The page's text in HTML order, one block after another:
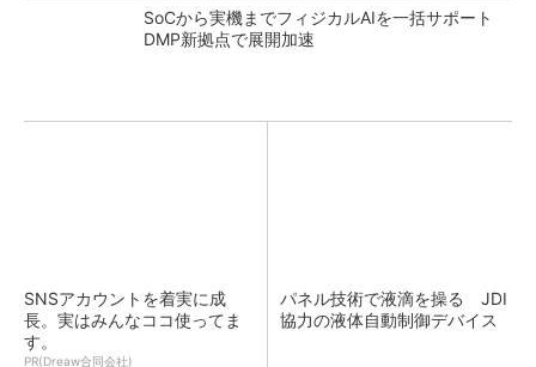
SoCから実機までフィジカルAIを一括サポート
DMP新拠点で展開加速
SNSアカウントを着実に成
長。実はみんなココ使ってま
す。
PR(Dreaw合同会社)
パネル技術で液滴を操る JDI
協力の液体自動制御デバイス